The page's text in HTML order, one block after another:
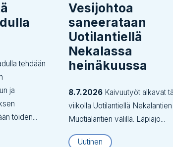
tehdään
ja
töiden...
Vesijohtoa
saneerataan
Uotilantiellä
Nekalassa
heinäkuussa
8.7.2026Kaivuutyöt alkavat
viikolla Uotilantiellä Nekalantien
Muotialantien välillä. Läpiajo...
Uutinen